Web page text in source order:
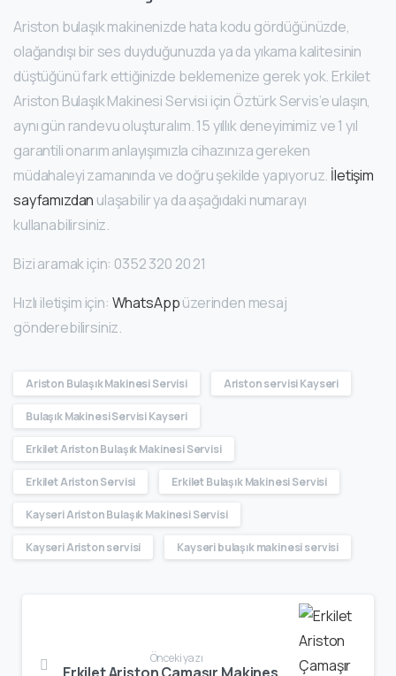
Ariston bulaşık makinenizde hata kodu gördüğünüzde,
olağandışı bir ses duyduğunuzda ya da yıkama kalitesinin
düştüğünü fark ettiğinizde beklemenize gerek yok. Erkilet
Ariston Bulaşık Makinesi Servisi için Öztürk Servis’e ulaşın,
aynı gün randevu oluşturalım. 15 yıllık deneyimimiz ve 1 yıl
garantili onarım anlayışımızla cihazınıza gereken
müdahaleyi zamanında ve doğru şekilde yapıyoruz. İletişim
sayfamızdan ulaşabilir ya da aşağıdaki numarayı
kullanabilirsiniz.
Bizi aramak için: 0352 320 20 21
Hızlı iletişim için: WhatsAppüzerinden mesaj
gönderebilirsiniz.
Ariston Bulaşık Makinesi Servisi Ariston servisi Kayseri
Bulaşık Makinesi Servisi Kayseri
Erkilet Ariston Bulaşık Makinesi Servisi
Erkilet Ariston Servisi Erkilet Bulaşık Makinesi Servisi
Kayseri Ariston Bulaşık Makinesi Servisi
Kayseri Ariston servisi Kayseri bulaşık makinesi servisi
Önceki yazı